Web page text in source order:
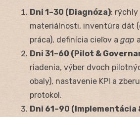
Dni 1–30 (Diagnóza): rýchly
materiálnosti, inventúra dát
práca), definícia cieľov a gap
Dni 31–60 (Pilot &
riadenia, výber dvoch
obaly), nastavenie KPI a
protokol.
Dni 61–90 (Implementácia